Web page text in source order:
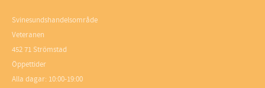
Svinesundshandelsområde
Veteranen
452 71 Strömstad
Öppettider
Alla dagar: 10:00-19:00